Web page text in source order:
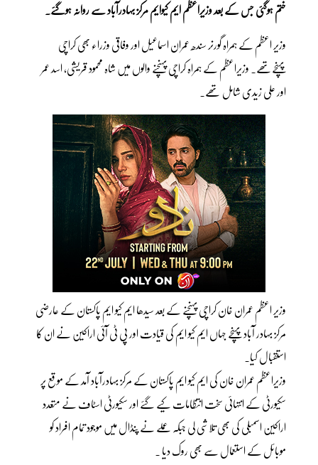
ختم ہوگئی جس کے بعد وزیراعظم ایم کیوایم مرکز بہادرآباد سے روانہ ہوگئے۔
وزیر اعظم کے ہمراہ گورنر سندھ عمران اسماعیل اور وفاقی وزراء بھی کراچی
پہنچےتھے۔ وزیراعظم کے ہمراہ کراچی پہنچنے والوں میں شاہ محمود قریشی، اسد عمر
اور علی زیدی شامل تھے۔
وزیر اعظم عمران خان کراچی پہنچنے کے بعد سیدھا ایم کیو ایم پاکستان کے عارضی
مرکز بہادر آباد پہنچے جہاں ایم کیو ایم کی قیادت اور پی ٹی آئی اراکین نے ان کا
استقبال کیا۔
وزیراعظم عمران خان کی ایم کیو ایم پاکستان کے مرکز بہادرآباد آمد کے موقع پر
سکیورٹی کے انتہائی سخت انتظامات کیے گئے اور سکیورٹی اسٹاف نے متعدد
اراکین اسمبلی کی بھی تلاشی لی جبکہ عملے نے پنڈال میں موجود تمام افراد کو
موبائل کے استعمال سے بھی روک دیا ۔